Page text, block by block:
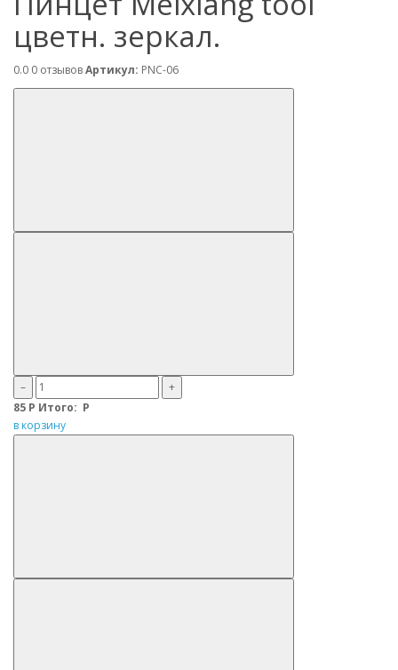
цветн. зеркал.
0.0 0 отзывовАртикул: PNC-06
–
+
85 Р Итого: Р
в корзину